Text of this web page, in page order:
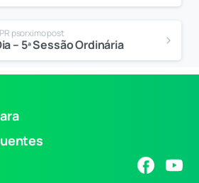
PR psorximo post
– 5ª Sessão Ordinária